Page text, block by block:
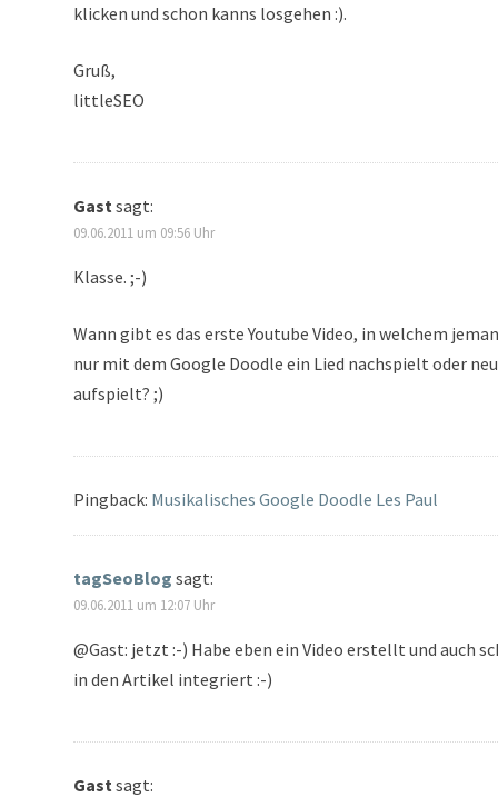
klicken und schon kanns losgehen :).
Gruß,
littleSEO
Gast sagt:
09.06.2011 um 09:56 Uhr
Klasse. ;-)
Wann gibt es das erste Youtube Video, in welchem
nur mit dem Google Doodle ein Lied nachspielt oder neu
aufspielt? ;)
Pingback: Musikalisches Google Doodle Les Paul
tagSeoBlog sagt:
09.06.2011 um 12:07 Uhr
@Gast: jetzt :-) Habe eben ein Video erstellt und auch
in den Artikel integriert :-)
Gast sagt: